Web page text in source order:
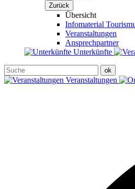
Zurück
Übersicht
Infomaterial
Veranstaltungen
Ansprechpartner
Unterkünfte
Veranstaltungen